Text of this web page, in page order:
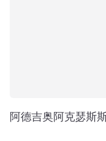
阿德吉奥阿克瑟斯